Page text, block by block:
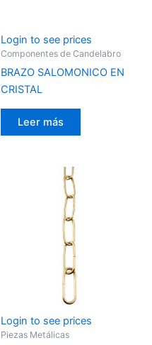
Login to see prices
Componentes de Candelabro
BRAZO SALOMONICO EN
CRISTAL
Leer más
Login to see prices
Piezas Metálicas